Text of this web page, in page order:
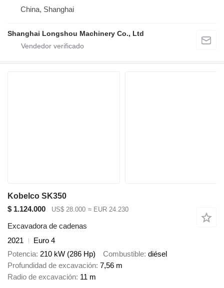
China, Shanghai
Shanghai Longshou Machinery Co., Ltd
Kobelco SK350
$ 1.124.000
US$ 28.000 ≈ EUR 24.230
Excavadora de cadenas
2021
Euro 4
Potencia 210 kW (286 Hp) Combustible diésel
Profundidad de excavación 7,56 m
Radio de excavación 11 m